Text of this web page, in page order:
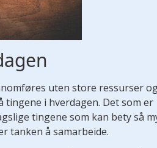
uten store ressurser
tingene i hverdagen. Det som er
tingene som kan bety så
tanken å samarbeide.